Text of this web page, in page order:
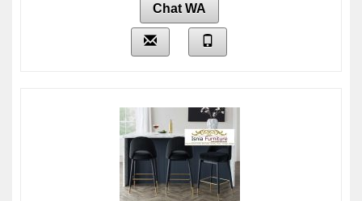
Chat WA